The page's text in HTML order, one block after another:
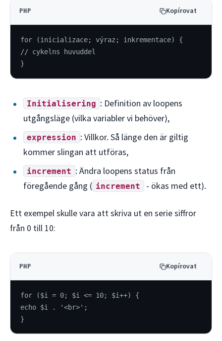
PHP Kopírovat
for (inicializace; výraz; inkrementace) {
// cykelns huvuddel
}
Initialisering : Definition av loopens
utgångsläge (vilka variabler vi behöver),
expression : Villkor. Så länge den är giltig
kommer slingan att utföras,
increment : Ändra loopens status från
föregående gång ( increment - ökas med ett).
Ett exempel skulle vara att skriva ut en serie siffror
från 0 till 10:
PHP Kopírovat
for ($i = 0; $i <= 10; $i++) {
echo $i . '<br>';
}